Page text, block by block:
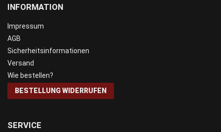
SERVICE
INFORMATION
Impressum
AGB
Sicherheitsinformationen
Versand
Wie bestellen?
BESTELLUNG WIDERRUFEN